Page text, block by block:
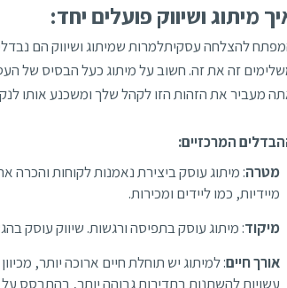
מיתוג ושיווק פועלים יחד:
להצלחה עסקיתלמרות שמיתוג ושיווק הם
זה את זה. חשוב על מיתוג כעל הבסיס של
מעביר את הזהות הזו לקהל שלך ומשכנע אותו
המרכזיים:
מטרה: מיתוג עוסק ביצירת נאמנות לקוחות והכרה
מיידיות, כמו ליידים ומכירות.
מיקוד: מיתוג עוסק בתפיסה ורגשות. שיווק עוסק
אורך חיים: למיתוג יש תוחלת חיים ארוכה יותר,
עשויות להשתנות בתדירות גבוהה יותר, בהתבסס על